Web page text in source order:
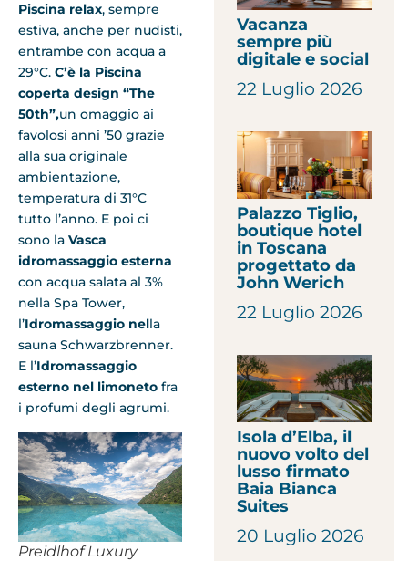
Piscina relax, sempre
estiva, anche per nudisti,
entrambe con acqua a
29°C. C’è la Piscina
coperta design “The
50th”,un omaggio ai
favolosi anni ’50 grazie
alla sua originale
ambientazione,
temperatura di 31°C
tutto l’anno. E poi ci
sono la Vasca
idromassaggio esterna
con acqua salata al 3%
nella Spa Tower,
l’Idromassaggio nella
sauna Schwarzbrenner.
E l’Idromassaggio
esterno nel limoneto fra
i profumi degli agrumi.
Preidlhof Luxury
Vacanza
sempre più
digitale e social
22 Luglio 2026
Palazzo Tiglio,
boutique hotel
in Toscana
progettato da
John Werich
22 Luglio 2026
Isola d’Elba, il
nuovo volto del
lusso firmato
Baia Bianca
Suites
20 Luglio 2026